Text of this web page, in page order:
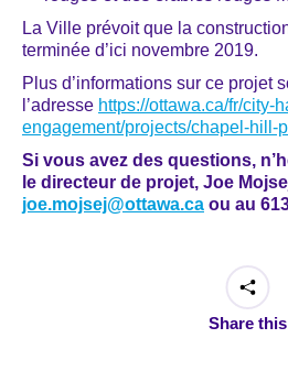
La Ville prévoit que la
terminée d’ici novembre 2019.
Plus d’informations sur ce projet
l’adresse https://ottawa.ca/fr/city-
engagement/projects/chapel-hill-
Si vous avez des questions,
le directeur de projet, Joe
joe.mojsej@ottawa.ca ou au
Share this